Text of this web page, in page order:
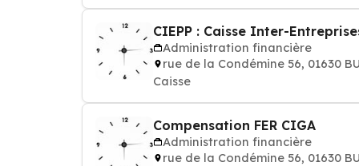
CIEPP : Caisse Inter-
Administration financière
rue de la Condémine 56, 01630
Caisse
Compensation FER CIGA
Administration financière
rue de la Condémine 56, 01630